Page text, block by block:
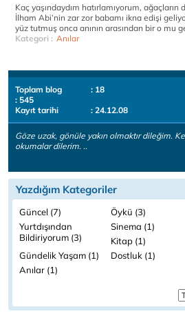
Kaç yaşındaydım hatırlamıyorum,
İlham Abi’nin zar zor babamı ikna edişi
yüz tutmuş onca anının arasından bir o mu
Kategori : Anılar
Toplam blog
: 18
: 545
Kayıt tarihi
: 24.12.08
Göze uzak, gönüle yakın olmaktır dileğim.
okumalar dilerim. ..
Yazdığım Kategoriler
Güncel (7)
Öykü (3)
Yurtdışından
Bildiriyorum (3)
Sinema (1)
Kitap (1)
Gündelik Yaşam (1)
Dostluk (1)
Anılar (1)